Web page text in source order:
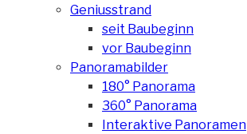
Geniusstrand
seit Baubeginn
vor Baubeginn
Panoramabilder
180° Panorama
360° Panorama
Interaktive Panoramen